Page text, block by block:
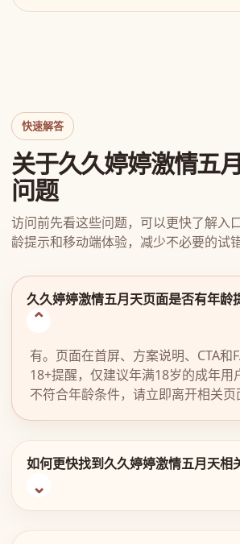
快速解答
关于久久婷婷激情五
问题
访问前先看这些问题，可以更快了解入
龄提示和移动端体验，减少不必要的试错
久久婷婷激情五月天页面是否有年龄
有。页面在首屏、方案说明、CTA和
18+提醒，仅建议年满18岁的成年用
不符合年龄条件，请立即离开相关页
如何更快找到久久婷婷激情五月天相